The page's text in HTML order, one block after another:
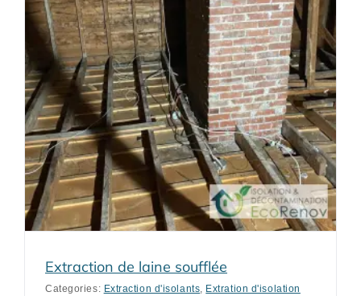
Extraction de laine soufflée
Categories: Extraction d'isolants, Extration d'isolation